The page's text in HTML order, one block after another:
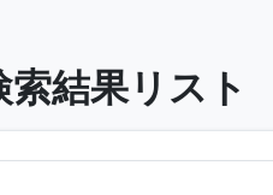
索結果リスト